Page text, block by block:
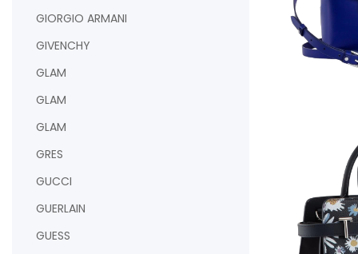
GIORGIO ARMANI
GIVENCHY
GLAM
GLAM
GLAM
GRES
GUCCI
GUERLAIN
GUESS